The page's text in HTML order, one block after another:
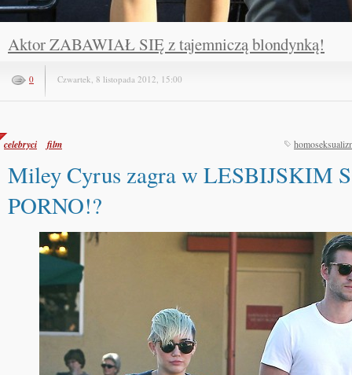
Aktor ZABAWIAŁ SIĘ z tajemniczą blondynką!
0 Czwartek, 8 listopada 2012, 15:00
celebryci film
Miley Cyrus zagra w LESBIJSKIM
PORNO!?